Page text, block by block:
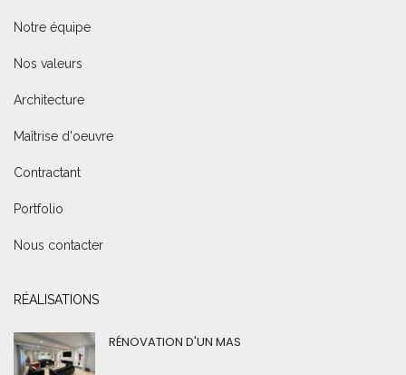
Notre équipe
Nos valeurs
Architecture
Maîtrise d'oeuvre
Contractant
Portfolio
Nous contacter
RÉALISATIONS
RÉNOVATION D'UN MAS